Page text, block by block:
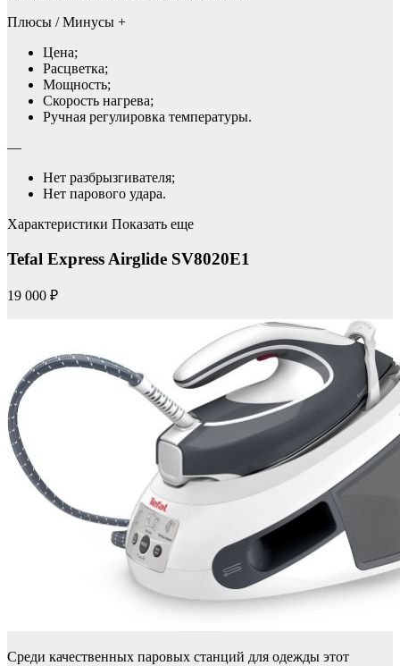
Плюсы / Минусы +
Цена;
Расцветка;
Мощность;
Скорость нагрева;
Ручная регулировка температуры.
—
Нет разбрызгивателя;
Нет парового удара.
Характеристики Показать еще
Tefal Express Airglide SV8020E1
19 000 ₽
Среди качественных паровых станций для одежды этот